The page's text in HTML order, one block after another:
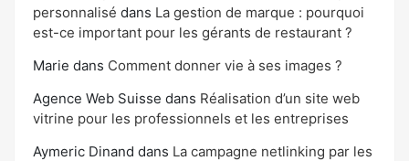
personnalisé dans La gestion de marque : pourquoi
est-ce important pour les gérants de restaurant ?
Marie dans Comment donner vie à ses images ?
Agence Web Suisse dans Réalisation d’un site web
vitrine pour les professionnels et les entreprises
Aymeric Dinand dans La campagne netlinking par les